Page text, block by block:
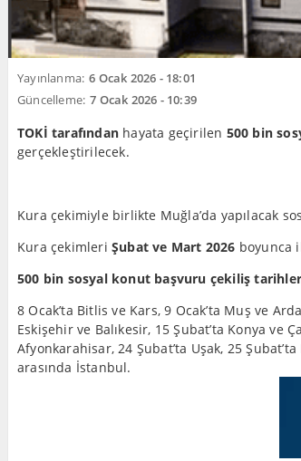
Yayınlanma: 6 Ocak 2026 - 18:01
Güncelleme: 7 Ocak 2026 - 10:39
TOKİ tarafından hayata geçirilen 500 bin
gerçekleştirilecek.
Kura çekimiyle birlikte Muğla’da yapılacak
Kura çekimleri Şubat ve Mart 2026 boyunca
500 bin sosyal konut başvuru çekiliş
8 Ocak’ta Bitlis ve Kars, 9 Ocak’ta Muş ve
Eskişehir ve Balıkesir, 15 Şubat’ta Konya ve
Afyonkarahisar, 24 Şubat’ta Uşak, 25
arasında İstanbul.